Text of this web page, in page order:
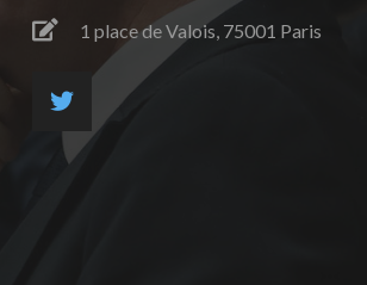
1 place de Valois, 75001 Paris